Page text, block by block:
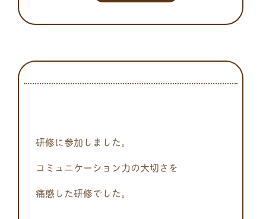
研修に参加しました。
コミュニケーション力の大切さを
痛感した研修でした。